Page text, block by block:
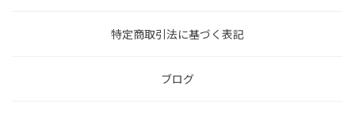
特定商取引法に基づく表記
ブログ